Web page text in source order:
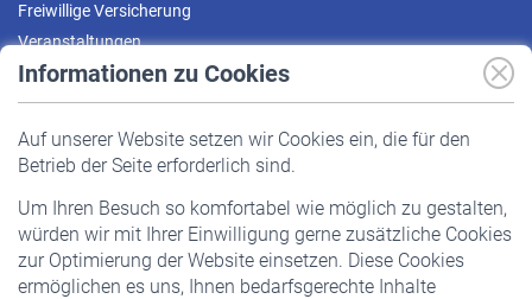
Informationen zu Cookies
Auf unserer Website setzen wir Cookies ein, die für den
Betrieb der Seite erforderlich sind.
Um Ihren Besuch so komfortabel wie möglich zu gestalten,
würden wir mit Ihrer Einwilligung gerne zusätzliche Cookies
zur Optimierung der Website einsetzen. Diese Cookies
ermöglichen es uns, Ihnen bedarfsgerechte Inhalte
Freiwillige Versicherung
Veranstaltungen
Pflichtversicherung
Staatliche Förderung
Veranstaltungen